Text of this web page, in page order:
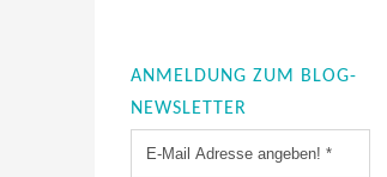
ANMELDUNG ZUM BLOG-
NEWSLETTER